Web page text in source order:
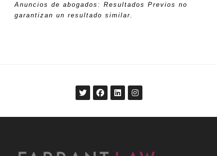
Anuncios de abogados: Resultados Previos no
garantizan un resultado similar.